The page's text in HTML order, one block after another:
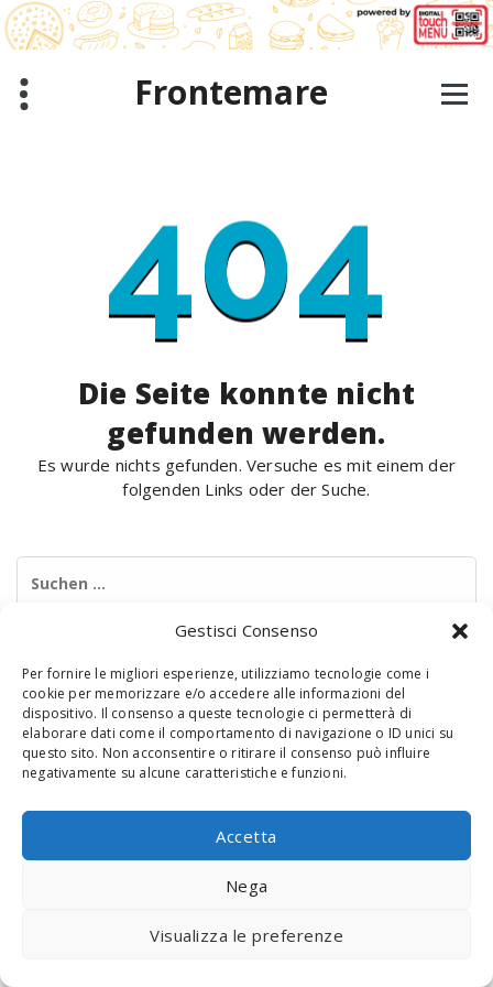
Gestisci Consenso
Per fornire le migliori esperienze, utilizziamo tecnologie come i
cookie per memorizzare e/o accedere alle informazioni del
dispositivo. Il consenso a queste tecnologie ci permetterà di
elaborare dati come il comportamento di navigazione o ID unici su
questo sito. Non acconsentire o ritirare il consenso può influire
negativamente su alcune caratteristiche e funzioni.
Accetta
Nega
Visualizza le preferenze
Zum
Inhalt
springen
Frontemare
404
Die Seite konnte nicht
gefunden werden.
Es wurde nichts gefunden. Versuche es mit einem der
folgenden Links oder der Suche.
© 2020 Digital Touch Menu. Menu realizzato da